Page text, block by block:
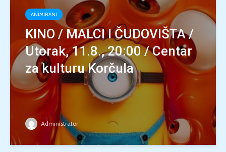
ANIMIRANI
KINO / MALCI I ČUDOVIŠTA /
Utorak, 11.8., 20:00 / Centar
za kulturu Korčula
Administrator